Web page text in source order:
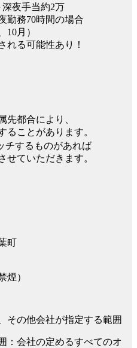
夜手当約2万
勤務70時間の場合
月）
れる可能性あり！
都合により、
ことがあります。
チするものがあれば
ていただきます。
町
煙）
その他会社が指定する範囲
：会社の定めるすべてのオ